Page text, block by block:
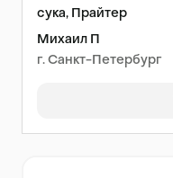
сука, Прайтер
Михаил П
г. Санкт-Петербург